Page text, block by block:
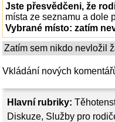
Hlavní rubriky:
Diskuze, Služby pro
Jste přesvědčeni, že
místa ze seznamu a dole
Vybrané místo: zatím
Zatím sem nikdo nevložil
Vkládání nových